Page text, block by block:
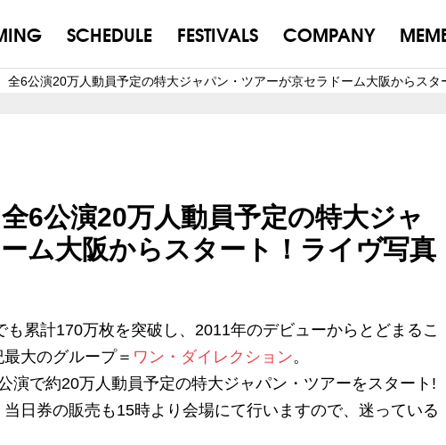
SCHEDULE FESTIVALS COMPANY
全6公演20万人動員予定の特大ジャパン・ツアーが京セラドーム大阪からスタ
6公演20万人動員予定の特大ジャ
ム大阪からスタート！ライヴ写真
累計170万枚を突破し、2011年のデビューからとどまるこ
大のグループ＝ ワン・ダイレクション。
演で約20万人動員予定の特大ジャパン・ツアーをスタート!
日券の販売も15時より会場にて行いますので、迷っている